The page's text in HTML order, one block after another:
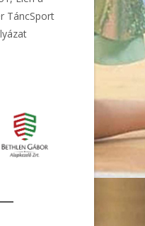
TáncSport